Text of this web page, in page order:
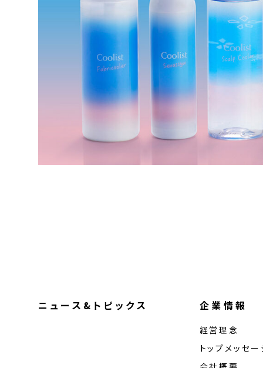
ニュース&トピックス 企業情報
経営理念
トップメッセ